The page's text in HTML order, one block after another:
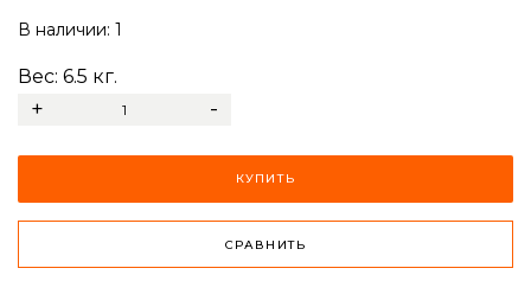
В наличии: 1
Вес: 6.5 кг.
+ -
КУПИТЬ
СРАВНИТЬ